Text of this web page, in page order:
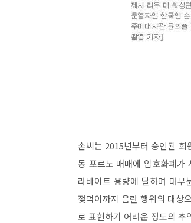
손씨는 2015년부터 승인된 회
동 포르노 매매에 암호화폐가
라바이트 용량에 달하며 대부
젖먹이까지 음란 행위의 대상
로 표현하기 어려운 정도의 추